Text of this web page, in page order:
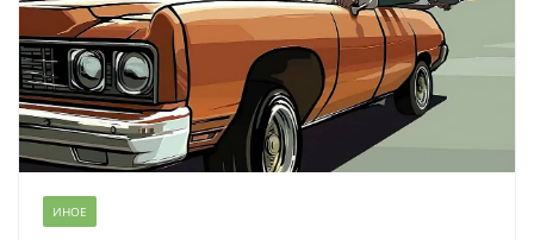
ИНОЕ